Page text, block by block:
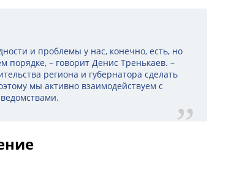
и проблемы у нас, конечно, есть, но
порядке, – говорит Денис Тренькаев. –
региона и губернатора сделать
мы активно взаимодействуем с